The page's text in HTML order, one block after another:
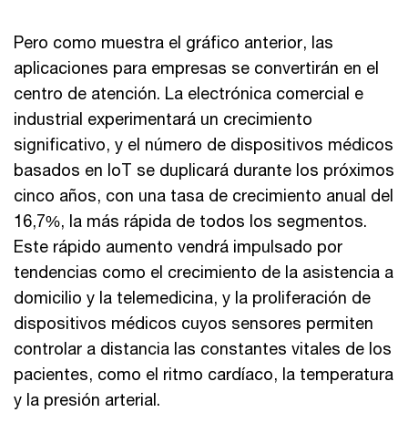
Pero como muestra el gráfico anterior, las
aplicaciones para empresas se convertirán en el
centro de atención. La electrónica comercial e
industrial experimentará un crecimiento
significativo, y el número de dispositivos médicos
basados en IoT se duplicará durante los próximos
cinco años, con una tasa de crecimiento anual del
16,7%, la más rápida de todos los segmentos.
Este rápido aumento vendrá impulsado por
tendencias como el crecimiento de la asistencia a
domicilio y la telemedicina, y la proliferación de
dispositivos médicos cuyos sensores permiten
controlar a distancia las constantes vitales de los
pacientes, como el ritmo cardíaco, la temperatura
y la presión arterial.